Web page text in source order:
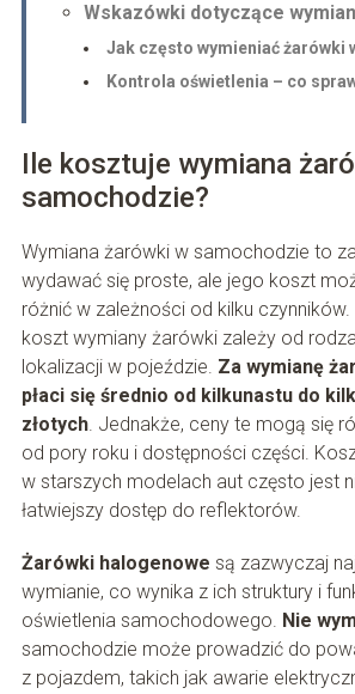
Wskazówki dotyczące
Jak często wymieniać żarówki
Kontrola oświetlenia – co
Ile kosztuje wymiana
samochodzie?
Wymiana żarówki w samochodzie to
wydawać się proste, ale jego koszt
różnić w zależności od kilku
koszt wymiany żarówki zależy od
lokalizacji w pojeździe. Za wymianę
płaci się średnio od kilkunastu do
złotych. Jednakże, ceny te mogą się
od pory roku i dostępności części.
w starszych modelach aut często jest
łatwiejszy dostęp do reflektorów.
Żarówki halogenowe są zazwyczaj
wymianie, co wynika z ich struktury i
oświetlenia samochodowego. Nie
samochodzie może prowadzić do
z pojazdem, takich jak awarie